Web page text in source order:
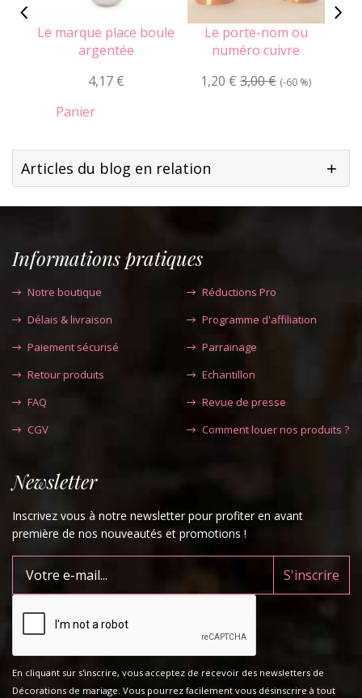
Le marque place boule
argentée
4,17 €
Panier
Le porte-nom ou
numéro cuivre
1,20 € 3,00 € (-60 %)
Articles du blog en relation
Informations pratiques
Notre boutique
Délais & livraison
Paiement sécurisé
Retour produits
FAQ
CGV
Réductions Pro
Programme d'affiliation
Parrainage
Echantillon
Revue de presse
Comment louer nos produits ?
Newsletter
Inscrivez vous à notre newsletter pour profiter en avant
première de nos nouveautés et promotions !
En cliquant sur s'inscrire, vous acceptez de recevoir des newsletters de
Décorations de mariage. Vous pourrez facilement vous désinscrire à tout